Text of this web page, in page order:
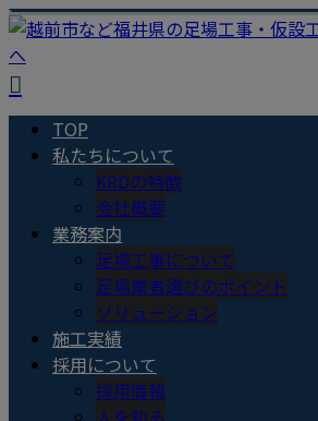
TOP
私たちについて
KRDの特徴
会社概要
業務案内
足場工事について
足場業者選びのポイント
ソリューション
施工実績
採用について
採用情報